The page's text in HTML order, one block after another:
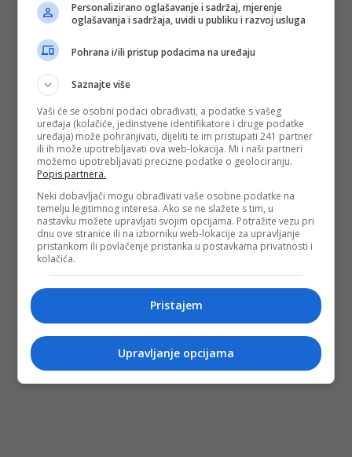
Personalizirano oglašavanje i sadržaj, mjerenje
oglašavanja i sadržaja, uvidi u publiku i razvoj usluga
Pohrana i/ili pristup podacima na uređaju
Saznajte više
Vaši će se osobni podaci obrađivati, a podatke s vašeg
uređaja (kolačiće, jedinstvene identifikatore i druge podatke
uređaja) može pohranjivati, dijeliti te im pristupati 241 partner
ili ih može upotrebljavati ova web-lokacija. Mi i naši partneri
možemo upotrebljavati precizne podatke o geolociranju.
Popis partnera.
Neki dobavljači mogu obrađivati vaše osobne podatke na
temelju legitimnog interesa. Ako se ne slažete s tim, u
nastavku možete upravljati svojim opcijama. Potražite vezu pri
dnu ove stranice ili na izborniku web-lokacije za upravljanje
pristankom ili povlačenje pristanka u postavkama privatnosti i
kolačića.
Pristajem
Upravljanje opcijama